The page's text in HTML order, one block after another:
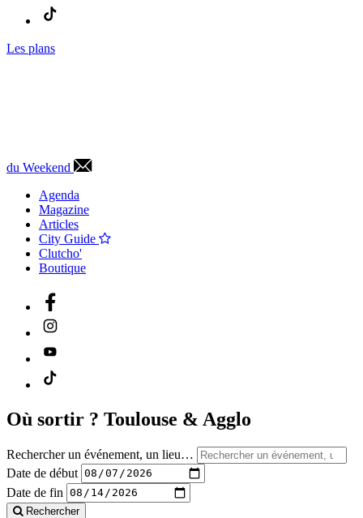
Les plans
du Weekend
Agenda
Magazine
Articles
City Guide
Clutcho'
Boutique
Où sortir ? Toulouse & Agglo
Rechercher un événement, un lieu…
Date de début
Date de fin
Rechercher